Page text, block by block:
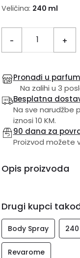
Veličina: 240 ml
- +
Pronađi u
Na zalihi u 3
Besplatna
Na sve narudžbe
iznosi 10 KM.
90 dana za
Proizvod možete
Opis proizvoda
Drugi kupci
Body Spray
Revarome